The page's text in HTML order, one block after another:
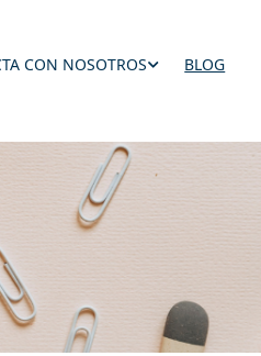
CON NOSOTROS BLOG